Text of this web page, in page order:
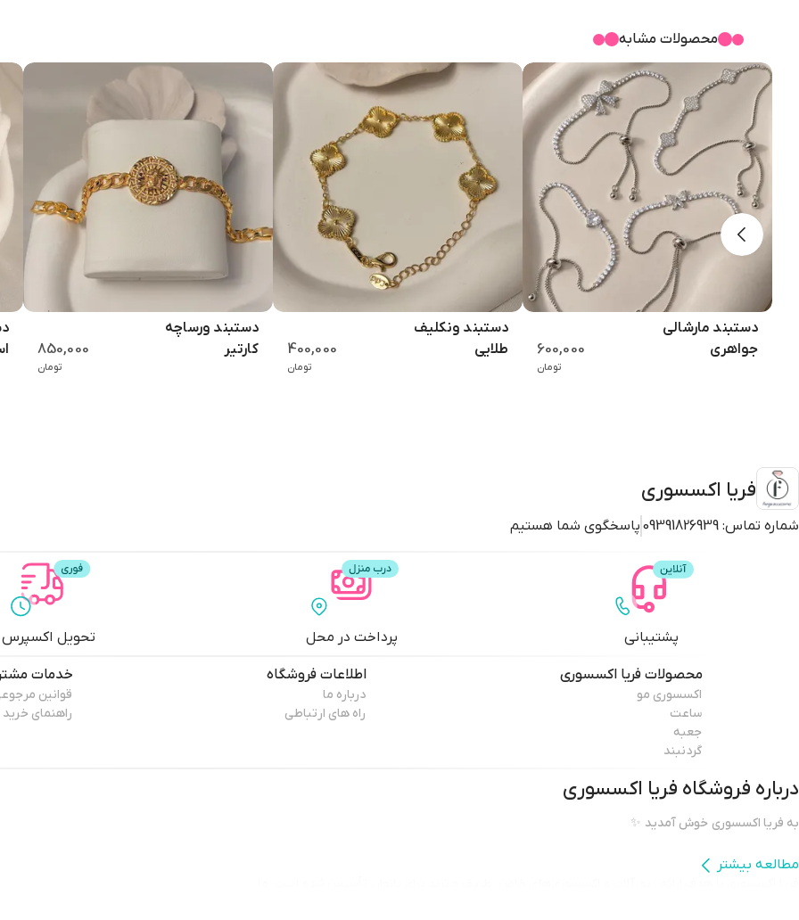
محصولات مشابه
دستبند مارشالی
جواهری
600,000
تومان
دستبند ونکلیف
طلایی
400,000
تومان
دستبند ورساچه
کارتیر
850,000
تومان
فریا اکسسوری
شماره تماس: 09391826939 پاسخگوی شما هستیم
پشتیبانی پرداخت در محل تحویل اکسپرس
محصولاتفریا اکسسوری
اکسسوری مو
ساعت
جعبه
گردنبند
اطلاعات فروشگاه
درباره ما
راه های ارتباطی
خدمات
قوانین
راهنمای خرید
درباره فروشگاه فریا اکسسوری
به فریا اکسسوری خوش آمدید ✨
مطالعه بیشتر